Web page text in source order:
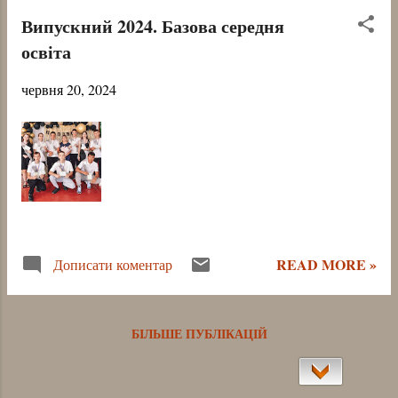
бюджету. “Все це зроблено для того, щоб
заклад освіти міг гнучко підходити до
кожного класу” , – к...
Випускний 2024. Базова середня
освіта
червня 20, 2024
Дописати коментар READ MORE »
БІЛЬШЕ ПУБЛІКАЦІЙ